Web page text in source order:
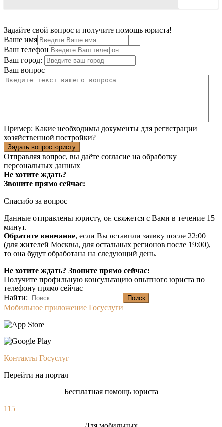
Задайте свой вопрос и получите помощь юриста!
Ваше имя
Ваш телефон
Ваш город:
Ваш вопрос
Пример: Какие необходимы документы для регистрации
хозяйственной постройки?
Задать вопрос юристу
Отправляя вопрос, вы даёте согласие на обработку
персональных данных
Не хотите ждать?
Звоните прямо сейчас:
Спасибо за вопрос
Данные отправлены юристу, он свяжется с Вами в течение 15
минут.
Обратите внимание, если Вы оставили заявку после 22:00
(для жителей Москвы, для остальных регионов после 19:00),
то она будут обработана на следующий день.
Не хотите ждать? Звоните прямо сейчас:
Получите профильную консультацию опытного юриста по
телефону прямо сейчас
Найти:
Мобильное приложение Госуслуги
Контакты Госуслуг
Перейти на портал
Бесплатная помощь юриста
115
Для мобильных